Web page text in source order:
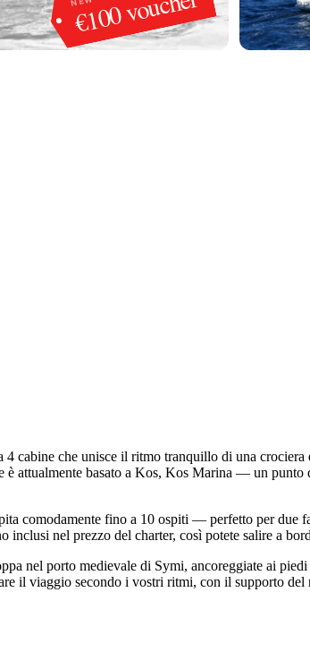
cabine che unisce il ritmo tranquillo di una
attualmente basato a Kos, Kos Marina — un
comodamente fino a 10 ospiti — perfetto per
nel prezzo del charter, così potete salire a
nel porto medievale di Symi, ancoreggiate ai
il viaggio secondo i vostri ritmi, con il supporto